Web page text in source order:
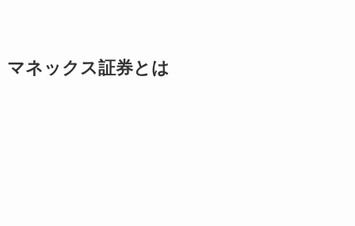
マネックス証券とは